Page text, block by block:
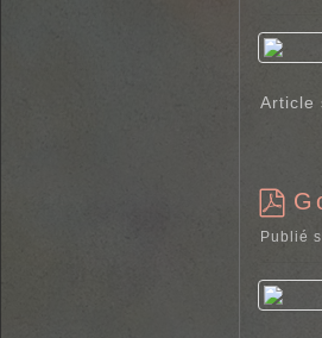
f
Article
p
f
Publié